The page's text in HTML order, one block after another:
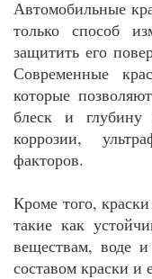
Автомобильные
только способ
защитить его
Современные
которые
блеск и
коррозии,
факторов.
Кроме того,
такие как
веществам, воде
составом краски и